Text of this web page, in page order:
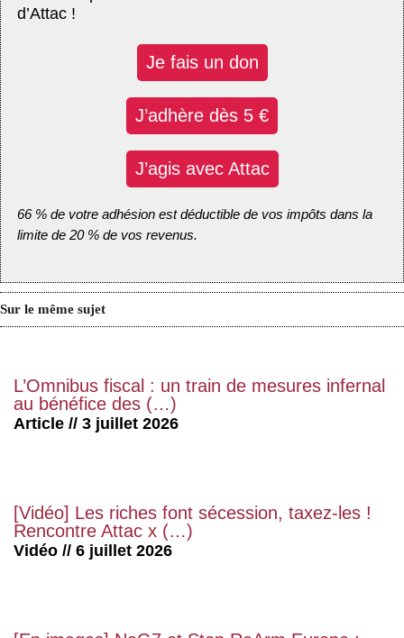
d’Attac !
Je fais un don
J’adhère dès 5 €
J’agis avec Attac
66 % de votre adhésion est déductible de vos impôts dans la
limite de 20 % de vos revenus.
Sur le même sujet
L’Omnibus fiscal : un train de mesures infernal
au bénéfice des (…)
Article // 3 juillet 2026
[Vidéo] Les riches font sécession, taxez-les !
Rencontre Attac x (…)
Vidéo // 6 juillet 2026